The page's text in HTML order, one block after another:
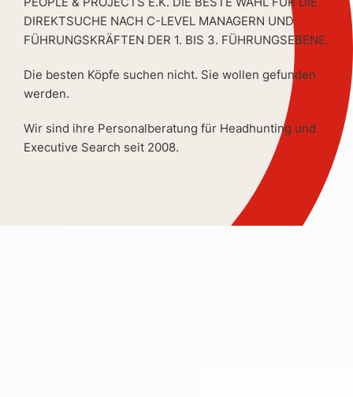
DIREKTSUCHE NACH C-LEVEL MANAGERN UND
FÜHRUNGSKRÄFTEN DER 1. BIS 3. FÜHRUNGSEBENE.
Die besten Köpfe suchen nicht. Sie wollen gefunden
werden.
Wir sind ihre Personalberatung für Headhunting und
Executive Search seit 2008.